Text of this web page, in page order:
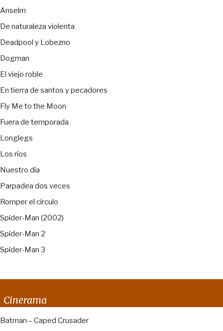
Anselm
De naturaleza violenta
Deadpool y Lobezno
Dogman
El viejo roble
En tierra de santos y pecadores
Fly Me to the Moon
Fuera de temporada
Longlegs
Los ríos
Nuestro día
Parpadea dos veces
Romper el círculo
Spider-Man (2002)
Spider-Man 2
Spider-Man 3
Cinerama
Batman – Caped Crusader